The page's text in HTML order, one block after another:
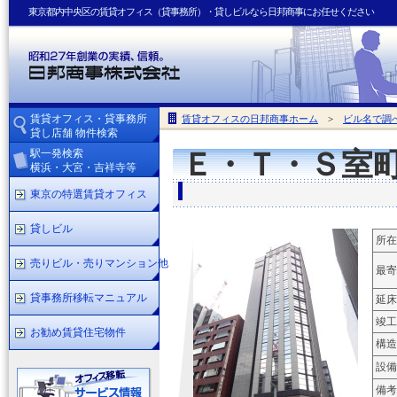
東京都内中央区の賃貸オフィス（貸事務所）・貸しビルなら日邦商事にお任せください
賃貸オフィスの日邦商事ホーム > ビル名で調
Ｅ・Ｔ・Ｓ室
所
最
延床
竣工
構
設備
備考
賃貸オフィス・貸事務所
貸し店舗 物件検索
駅一発検索
横浜・大宮・吉祥寺等
東京の特選賃貸オフィス
貸しビル
売りビル・売りマンション他
貸事務所移転マニュアル
お勧め賃貸住宅物件